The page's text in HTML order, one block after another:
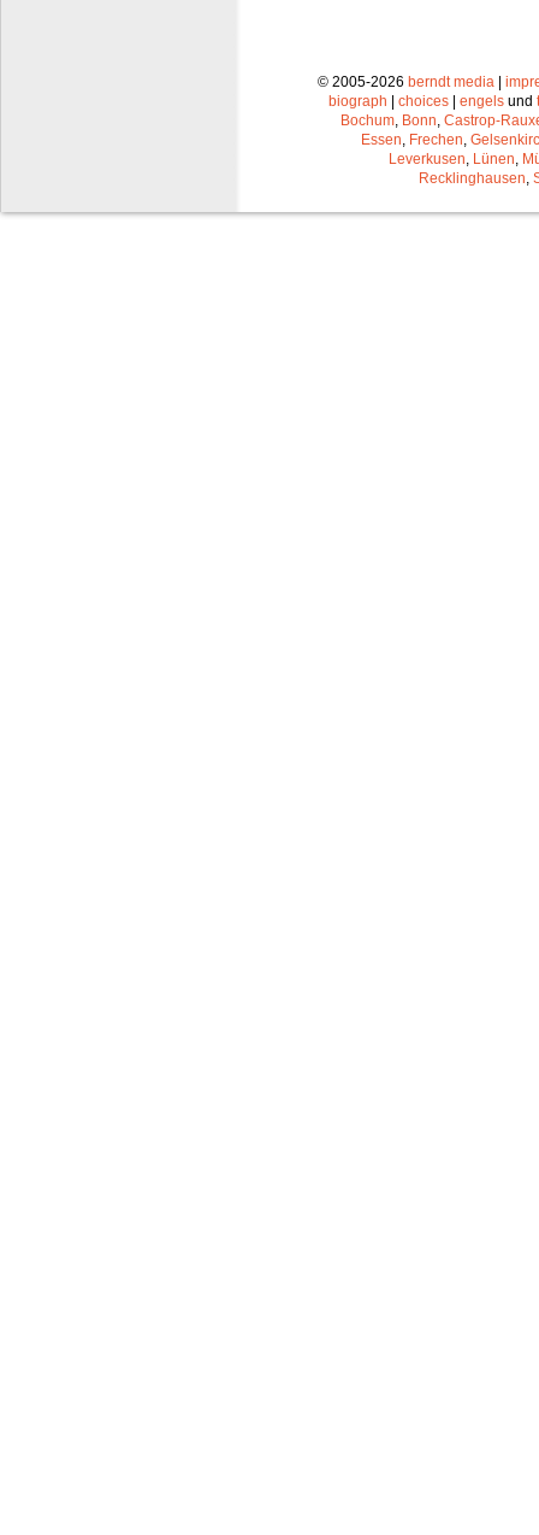
© 2005-2026 berndt media |
biograph | choices | engels und
Bochum Bonn Castrop-
Essen Frechen
Leverkusen Lünen
Recklinghausen